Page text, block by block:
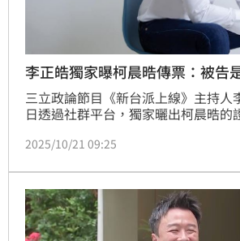
李正皓獨家曝柯晨晧傳票：被告
三立政論節目《新台派上線》主持人
日透過社群平台，獨家曬出柯晨晧的
票的背後意義，李正皓也透露，可以
2025/10/21 09:25